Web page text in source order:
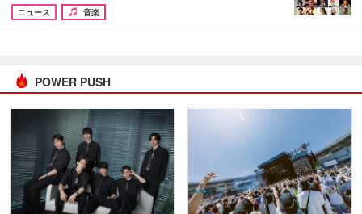
ニュース
音楽
POWER PUSH